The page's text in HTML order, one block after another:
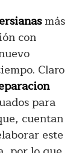
más
con
Claro
para
cuentan
este